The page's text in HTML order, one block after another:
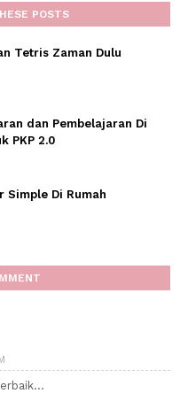
POSTS
Tetris Zaman Dulu
dan Pembelajaran Di
PKP 2.0
Simple Di Rumah